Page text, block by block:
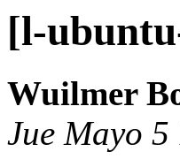
[l-
Wuilmer
Jue Mayo